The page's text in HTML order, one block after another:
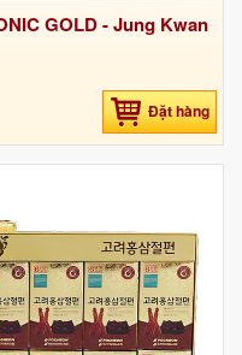
GOLD - Jung Kwan
Đặt hàng